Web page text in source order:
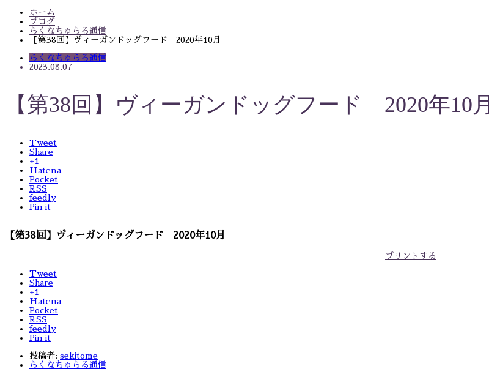
ホーム
ブログ
らくなちゅらる通信
【第38回】ヴィーガンドッグフード 2020年10月
らくなちゅらる通信
2023.08.07
【第38回】ヴィーガンドッグフード 2020年10月
Tweet
Share
+1
Hatena
Pocket
RSS
feedly
Pin it
【第38回】ヴィーガンドッグフード 2020年10月
プリントする
Tweet
Share
+1
Hatena
Pocket
RSS
feedly
Pin it
投稿者: sekitome
らくなちゅらる通信